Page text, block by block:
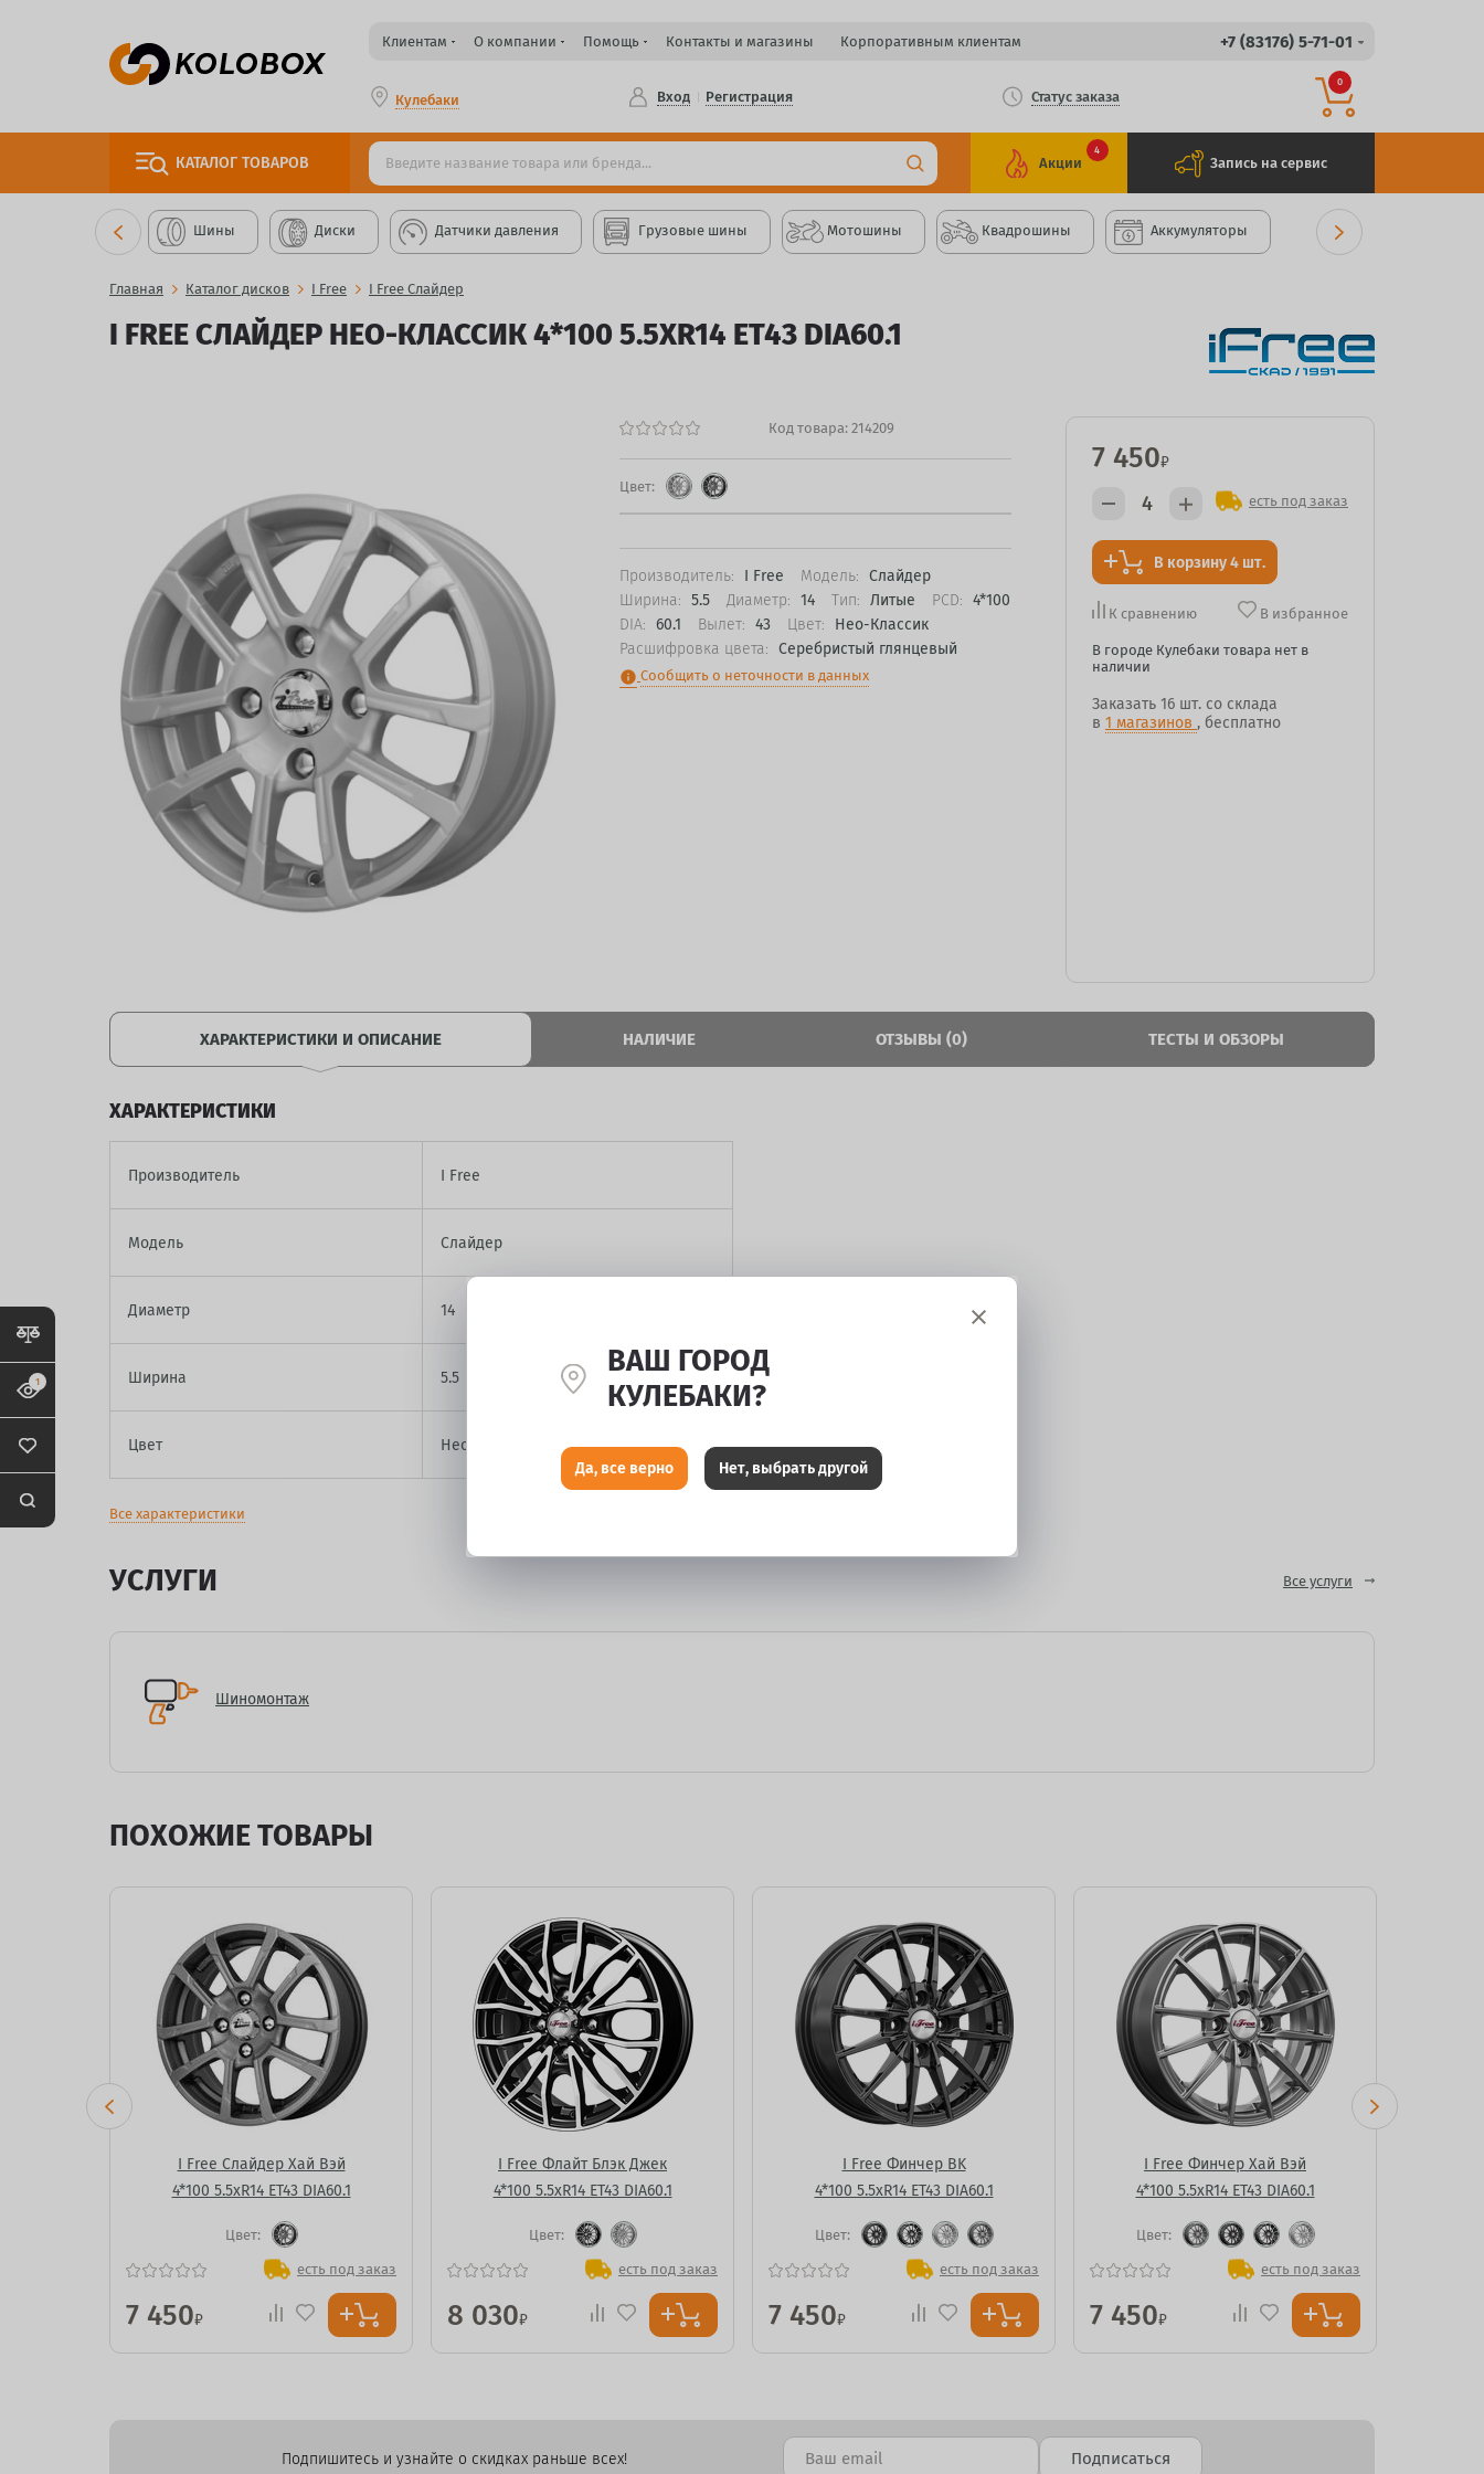
Клиентам О компании Помощь Контакты и магазины Корпоративным клиентам +7 (83176) 5-71-01
Кулебаки Вход Регистрация Статус заказа
0
КАТАЛОГ ТОВАРОВ Акции
4
Запись на сервис
Шины Диски Датчики давления Грузовые шины Мотошины Квадрошины Аккумуляторы
Главная Каталог дисков I Free I Free Слайдер
I FREE СЛАЙДЕР НЕО-КЛАССИК 4*100 5.5XR14 ET43 DIA60.1
Код товара: 214209
Цвет:
Производитель: I Free Модель: Слайдер
Ширина: 5.5 Диаметр: 14 Тип: Литые PCD: 4*100
DIA: 60.1 Вылет: 43 Цвет:
Нео-Классик
Расшифровка цвета: Серебристый глянцевый
info Сообщить о неточности в данных
7 450₽
есть под заказ
В корзину 4 шт.
К сравнению В избранное
В городе Кулебаки товара нет в
наличии
Заказать 16 шт. со склада
в 1 магазинов , бесплатно
ХАРАКТЕРИСТИКИ И ОПИСАНИЕ НАЛИЧИЕ ОТЗЫВЫ (0) ТЕСТЫ И ОБЗОРЫ
ХАРАКТЕРИСТИКИ
Производитель I Free
Модель Слайдер
Диаметр 14
Ширина 5.5
Цвет Нео-Классик
Все характеристики
УСЛУГИ Все услуги
Шиномонтаж
ПОХОЖИЕ ТОВАРЫ
I Free Слайдер Хай Вэй
4*100 5.5xR14 ET43 DIA60.1
Цвет:
есть под заказ
7 450₽
I Free Флайт Блэк Джек
4*100 5.5xR14 ET43 DIA60.1
Цвет:
есть под заказ
8 030₽
I Free Финчер BK
4*100 5.5xR14 ET43 DIA60.1
Цвет:
есть под заказ
7 450₽
I Free Финчер Хай Вэй
4*100 5.5xR14 ET43 DIA60.1
Цвет:
есть под заказ
7 450₽
Подпишитесь и узнайте о скидках раньше всех! Подписаться
1
ВАШ ГОРОД
КУЛЕБАКИ?
Да, все верно Нет, выбрать другой